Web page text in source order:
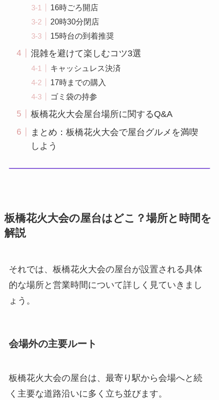
16時ごろ開店
20時30分閉店
15時台の到着推奨
混雑を避けて楽しむコツ3選
キャッシュレス決済
17時までの購入
ゴミ袋の持参
板橋花火大会屋台場所に関するQ&A
まとめ：板橋花火大会で屋台グルメを満喫
しよう
板橋花火大会の屋台はどこ？場所と時間を
解説
それでは、板橋花火大会の屋台が設置される具体
的な場所と営業時間について詳しく見ていきまし
ょう。
会場外の主要ルート
板橋花火大会の屋台は、最寄り駅から会場へと続
く主要な道路沿いに多く立ち並びます。